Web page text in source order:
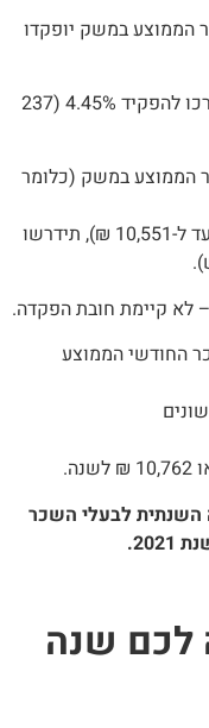
הממוצע במשק יופקדו
כלומר, עד לגובה הכנסה 5,275.5 ₪, תצטרכו להפקיד 4.45% (237
הממוצע במשק (כלומר
ועד לגובה השכר הממוצע במשק (כלומר עד ל-10,551 ₪), תידרשו
קיימת חובת הפקדה.
החודשי הממוצע
לבעלי השכר
לכם שנה